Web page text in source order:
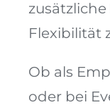
Flexibilität
Ob als
oder bei